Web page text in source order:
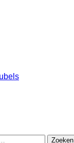
Zoeken